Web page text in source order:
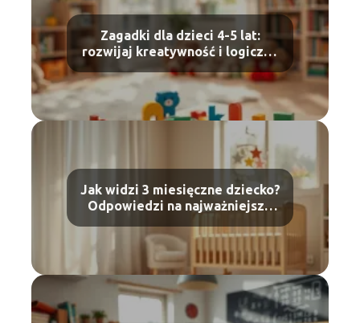
Zagadki dla dzieci 4-5 lat:
rozwijaj kreatywność i logiczne
myślenie
Jak widzi 3 miesięczne dziecko?
Odpowiedzi na najważniejsze